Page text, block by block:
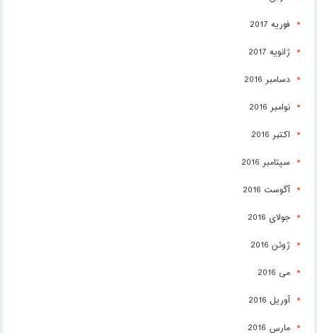
فوریه 2017
ژانویه 2017
دسامبر 2016
نوامبر 2016
اکتبر 2016
سپتامبر 2016
آگوست 2016
جولای 2016
ژوئن 2016
می 2016
آوریل 2016
مارس 2016